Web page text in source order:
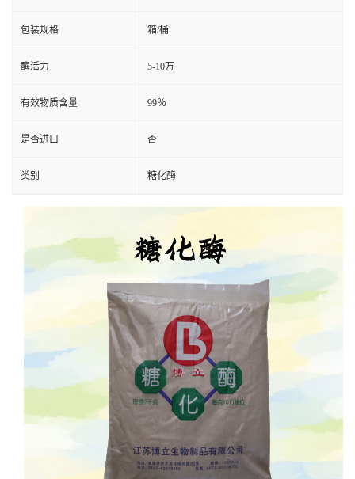
包装规格 箱/桶
酶活力 5-10万
有效物质含量 99％
是否进口 否
类别 糖化酶